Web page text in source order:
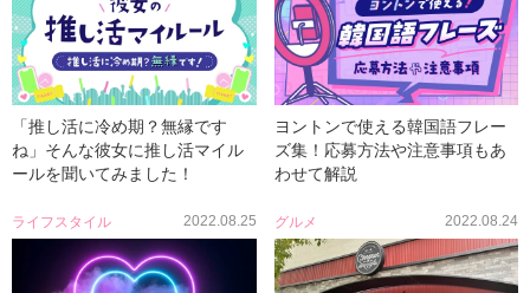
「推し活に冷め期？無縁です
ね」そんな彼女に推し活マイル
ールを聞いてみました！
ヨントンで使える韓国語フレー
ズ集！応募方法や注意事項もあ
わせて解説
ライフスタイル 2022.08.25 グルメ 2022.08.24